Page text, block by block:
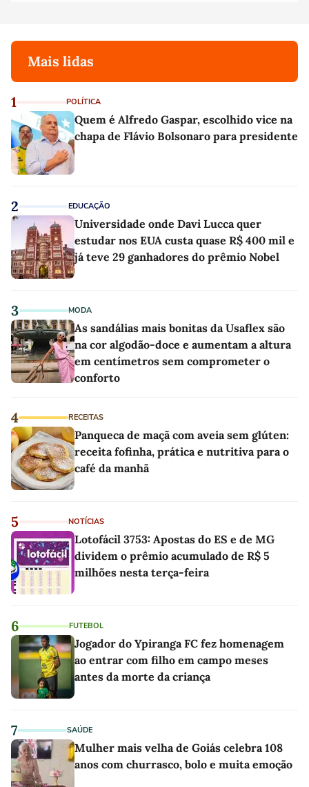
Mais lidas
1 POLÍTICA
Quem é Alfredo Gaspar, escolhido vice na
chapa de Flávio Bolsonaro para presidente
2 EDUCAÇÃO
Universidade onde Davi Lucca quer
estudar nos EUA custa quase R$ 400 mil e
já teve 29 ganhadores do prêmio Nobel
3 MODA
As sandálias mais bonitas da Usaflex são
na cor algodão-doce e aumentam a altura
em centímetros sem comprometer o
conforto
4 RECEITAS
Panqueca de maçã com aveia sem glúten:
receita fofinha, prática e nutritiva para o
café da manhã
5 NOTÍCIAS
Lotofácil 3753: Apostas do ES e de MG
dividem o prêmio acumulado de R$ 5
milhões nesta terça-feira
6 FUTEBOL
Jogador do Ypiranga FC fez homenagem
ao entrar com filho em campo meses
antes da morte da criança
7 SAÚDE
Mulher mais velha de Goiás celebra 108
anos com churrasco, bolo e muita emoção